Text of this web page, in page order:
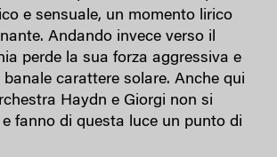
e sensuale, un momento lirico
Andando invece verso il
perde la sua forza aggressiva e
carattere solare. Anche qui
Haydn e Giorgi non si
fanno di questa luce un punto di